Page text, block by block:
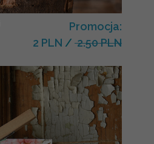
Promocja:
2 PLN / 2.50 PLN